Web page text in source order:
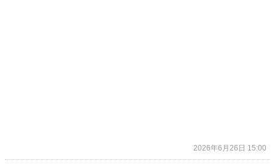
2026年6月26日 15:00